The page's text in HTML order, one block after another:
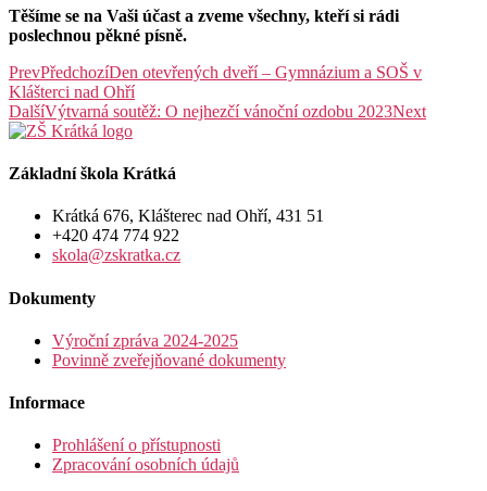
Těšíme se na Vaši účast a zveme všechny, kteří si rádi
poslechnou pěkné písně.
PrevPředchozíDen otevřených dveří – Gymnázium a SOŠ v
Klášterci nad Ohří
DalšíVýtvarná soutěž: O nejhezčí vánoční ozdobu 2023Next
Základní škola Krátká
Krátká 676, Klášterec nad Ohří, 431 51
+420 474 774 922
skola@zskratka.cz
Dokumenty
Výroční zpráva 2024-2025
Povinně zveřejňované dokumenty
Informace
Prohlášení o přístupnosti
Zpracování osobních údajů